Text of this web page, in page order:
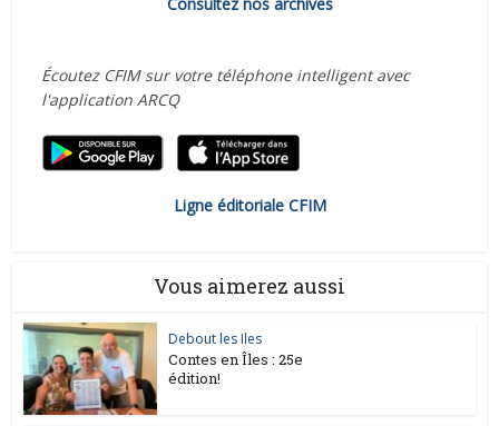
Écoutez CFIM sur votre téléphone intelligent avec
l'application ARCQ
Ligne éditoriale CFIM
Vous aimerez aussi
Debout les Iles
Contes en Îles : 25e
édition!